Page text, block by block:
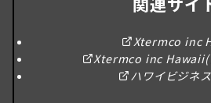
Xtermco inc
Xtermco inc Hawaii(
ハワイビジネ